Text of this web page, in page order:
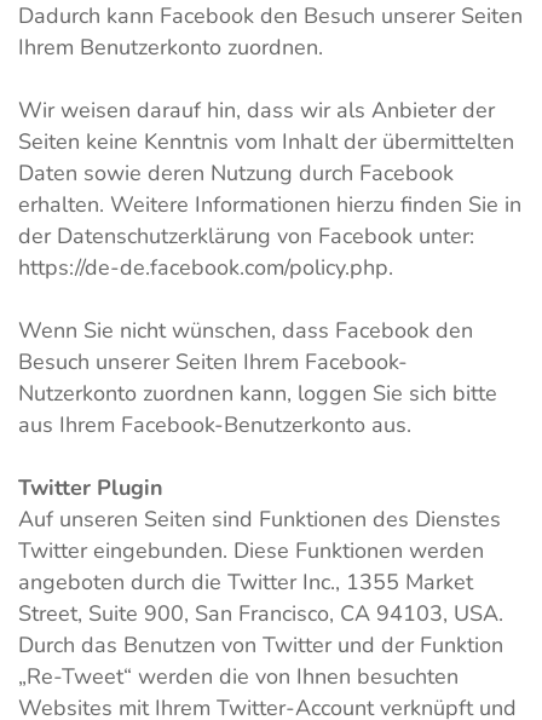
Dadurch kann Facebook den Besuch unserer Seiten
Ihrem Benutzerkonto zuordnen.
Wir weisen darauf hin, dass wir als Anbieter der
Seiten keine Kenntnis vom Inhalt der übermittelten
Daten sowie deren Nutzung durch Facebook
erhalten. Weitere Informationen hierzu finden Sie in
der Datenschutzerklärung von Facebook unter:
https://de-de.facebook.com/policy.php.
Wenn Sie nicht wünschen, dass Facebook den
Besuch unserer Seiten Ihrem Facebook-
Nutzerkonto zuordnen kann, loggen Sie sich bitte
aus Ihrem Facebook-Benutzerkonto aus.
Twitter Plugin
Auf unseren Seiten sind Funktionen des Dienstes
Twitter eingebunden. Diese Funktionen werden
angeboten durch die Twitter Inc., 1355 Market
Street, Suite 900, San Francisco, CA 94103, USA.
Durch das Benutzen von Twitter und der Funktion
„Re-Tweet“ werden die von Ihnen besuchten
Websites mit Ihrem Twitter-Account verknüpft und